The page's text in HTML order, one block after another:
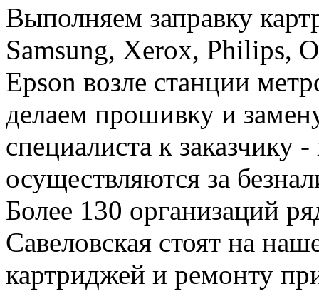
Выполняем заправку
Samsung, Xerox, Philips,
Epson возле станции
делаем прошивку и
специалиста к заказчику
осуществляются за
Более 130 организаций
Савеловская стоят на
картриджей и ремонту